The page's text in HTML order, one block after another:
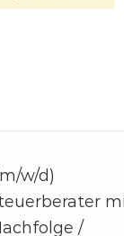
w/d)
/